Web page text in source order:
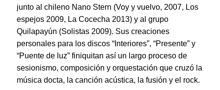
junto al chileno Nano Stern (Voy y vuelvo, 2007, Los
espejos 2009, La Cocecha 2013) y al grupo
Quilapayún (Solistas 2009). Sus creaciones
personales para los discos “Interiores”, “Presente” y
“Puente de luz” finiquitan así un largo proceso de
sesionismo, composición y orquestación que cruzó la
música docta, la canción acústica, la fusión y el rock.